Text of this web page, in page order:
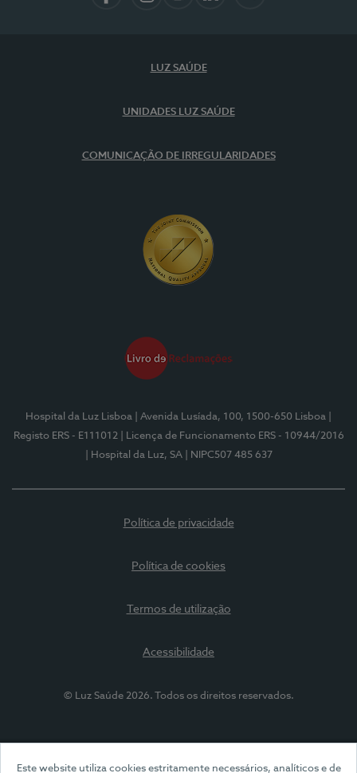
Este website utiliza cookies estritamente necessários, analíticos e de
LUZ SAÚDE
UNIDADES LUZ SAÚDE
COMUNICAÇÃO DE IRREGULARIDADES
Hospital da Luz Lisboa | Avenida Lusíada, 100, 1500-650 Lisboa
Registo ERS - E111012
| Licença de Funcionamento ERS - 10944/2016
| Hospital da Luz, SA
| NIPC507 485 637
Política de privacidade
Política de cookies
Termos de utilização
Acessibilidade
© Luz Saúde 2026. Todos os direitos reservados.